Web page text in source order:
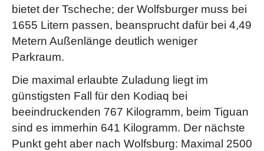
bietet der Tscheche; der Wolfsburger muss bei
1655 Litern passen, beansprucht dafür bei 4,49
Metern Außenlänge deutlich weniger
Parkraum.
Die maximal erlaubte Zuladung liegt im
günstigsten Fall für den Kodiaq bei
beeindruckenden 767 Kilogramm, beim Tiguan
sind es immerhin 641 Kilogramm. Der nächste
Punkt geht aber nach Wolfsburg: Maximal 2500